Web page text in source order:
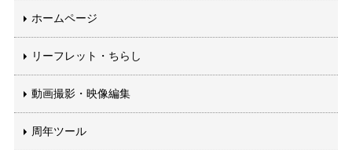
ホームページ
リーフレット・ちらし
動画撮影・映像編集
周年ツール